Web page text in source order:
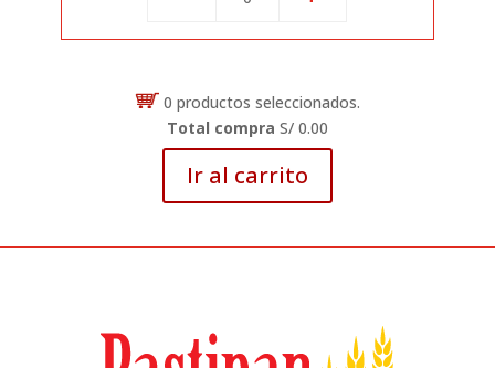
0 productos seleccionados.
Total compra S/ 0.00
Ir al carrito